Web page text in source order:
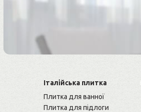
Італійська плитка
Плитка для ванної
Плитка для підлоги